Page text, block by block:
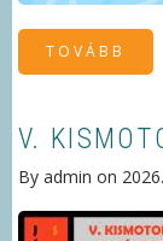
TOVÁBB
V.
By admin on